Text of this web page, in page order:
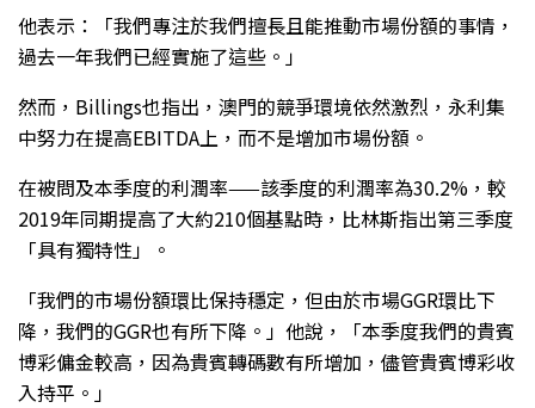
他表示：「我們專注於我們擅長且能推動市場份額的事情，
過去一年我們已經實施了這些。」
然而，Billings也指出，澳門的競爭環境依然激烈，永利集
中努力在提高EBITDA上，而不是增加市場份額。
在被問及本季度的利潤率——該季度的利潤率為30.2%，較
2019年同期提高了大約210個基點時，比林斯指出第三季度
「具有獨特性」。
「我們的市場份額環比保持穩定，但由於市場GGR環比下
降，我們的GGR也有所下降。」他說，「本季度我們的貴賓
博彩傭金較高，因為貴賓轉碼數有所增加，儘管貴賓博彩收
入持平。」